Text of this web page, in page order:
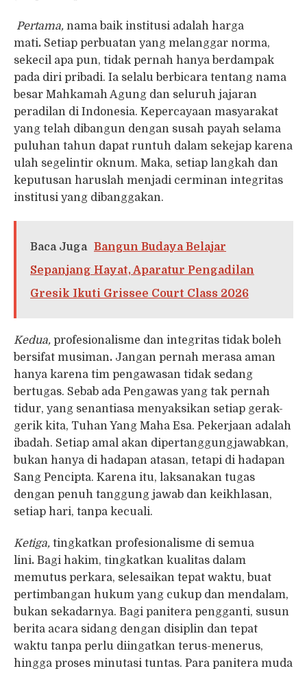
Pertama, nama baik institusi adalah harga
mati. Setiap perbuatan yang melanggar norma,
sekecil apa pun, tidak pernah hanya berdampak
pada diri pribadi. Ia selalu berbicara tentang nama
besar Mahkamah Agung dan seluruh jajaran
peradilan di Indonesia. Kepercayaan masyarakat
yang telah dibangun dengan susah payah selama
puluhan tahun dapat runtuh dalam sekejap karena
ulah segelintir oknum. Maka, setiap langkah dan
keputusan haruslah menjadi cerminan integritas
institusi yang dibanggakan.
Baca Juga Bangun Budaya Belajar
Sepanjang Hayat, Aparatur Pengadilan
Gresik Ikuti Grissee Court Class 2026
Kedua, profesionalisme dan integritas tidak boleh
bersifat musiman. Jangan pernah merasa aman
hanya karena tim pengawasan tidak sedang
bertugas. Sebab ada Pengawas yang tak pernah
tidur, yang senantiasa menyaksikan setiap gerak-
gerik kita, Tuhan Yang Maha Esa. Pekerjaan adalah
ibadah. Setiap amal akan dipertanggungjawabkan,
bukan hanya di hadapan atasan, tetapi di hadapan
Sang Pencipta. Karena itu, laksanakan tugas
dengan penuh tanggung jawab dan keikhlasan,
setiap hari, tanpa kecuali.
Ketiga, tingkatkan profesionalisme di semua
lini. Bagi hakim, tingkatkan kualitas dalam
memutus perkara, selesaikan tepat waktu, buat
pertimbangan hukum yang cukup dan mendalam,
bukan sekadarnya. Bagi panitera pengganti, susun
berita acara sidang dengan disiplin dan tepat
waktu tanpa perlu diingatkan terus-menerus,
hingga proses minutasi tuntas. Para panitera muda